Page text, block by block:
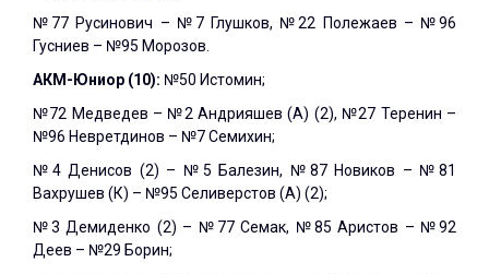
№77 Русинович – №7 Глушков, №22 Полежаев – №96
Гусниев – №95 Морозов.
АКМ-Юниор (10): №50 Истомин;
№72 Медведев – №2 Андрияшев (А) (2), №27 Теренин –
№96 Невретдинов – №7 Семихин;
№4 Денисов (2) – №5 Балезин, №87 Новиков – №81
Вахрушев (К) – №95 Селиверстов (А) (2);
№3 Демиденко (2) – №77 Семак, №85 Аристов – №92
Деев – №29 Борин;